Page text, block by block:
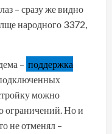
– сразу же видно
народного 3372,
– поддержка
можно
ограничений. Но и
не отменял –